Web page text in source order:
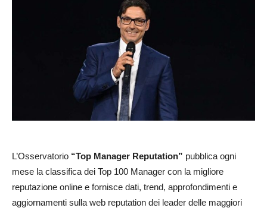
L’Osservatorio “Top Manager Reputation” pubblica ogni
mese la classifica dei Top 100 Manager con la migliore
reputazione online e fornisce dati, trend, approfondimenti e
aggiornamenti sulla web reputation dei leader delle maggiori